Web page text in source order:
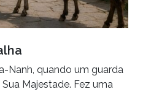
Nanh, quando um guarda
Majestade. Fez uma